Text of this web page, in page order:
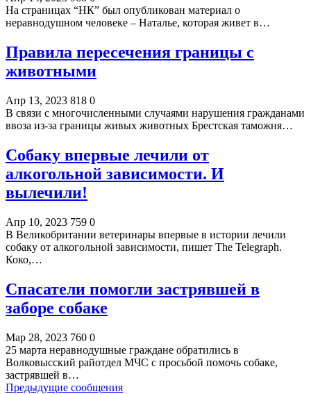
На страницах “НК” был опубликован материал о
неравнодушном человеке – Наталье, которая живет в…
Правила пересечения границы с
животными
Апр 13, 2023 818 0
В связи с многочисленными случаями нарушения гражданами
ввоза из-за границы живых животных Брестская таможня…
Собаку впервые лечили от
алкогольной зависимости. И
вылечили!
Апр 10, 2023 759 0
В Великобритании ветеринары впервые в истории лечили
собаку от алкогольной зависимости, пишет The Telegraph.
Коко,…
Спасатели помогли застрявшей в
заборе собаке
Мар 28, 2023 760 0
25 марта неравнодушные граждане обратились в
Волковысский райотдел МЧС с просьбой помочь собаке,
застрявшей в…
Предыдущие сообщения